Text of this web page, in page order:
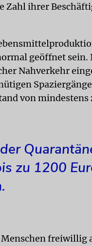
Zahl ihrer
geöffnet sein.
Nahverkehr
von mindestens
zu 1200
Menschen freiwillig